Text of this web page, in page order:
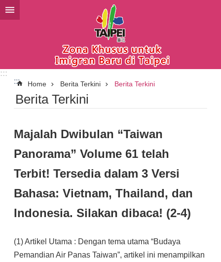
Lompat ke blok konten utama
:::
:::
Home Berita Terkini Berita Terkini
Berita Terkini
Majalah Dwibulan “Taiwan
Panorama” Volume 61 telah
Terbit! Tersedia dalam 3 Versi
Bahasa: Vietnam, Thailand, dan
Indonesia. Silakan dibaca! (2-4)
(1) Artikel Utama : Dengan tema utama “Budaya
Pemandian Air Panas Taiwan”, artikel ini menampilkan